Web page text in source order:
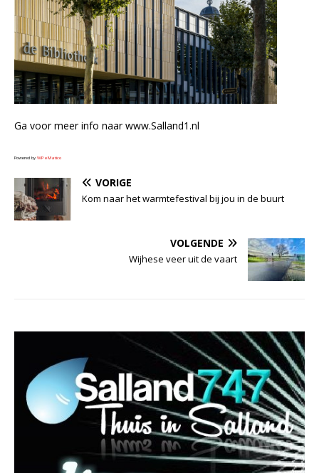
Ga voor meer info naar www.Salland1.nl
Powered by WPeMatico
VORIGE
Kom naar het warmtefestival bij jou in de buurt
VOLGENDE
Wijhese veer uit de vaart